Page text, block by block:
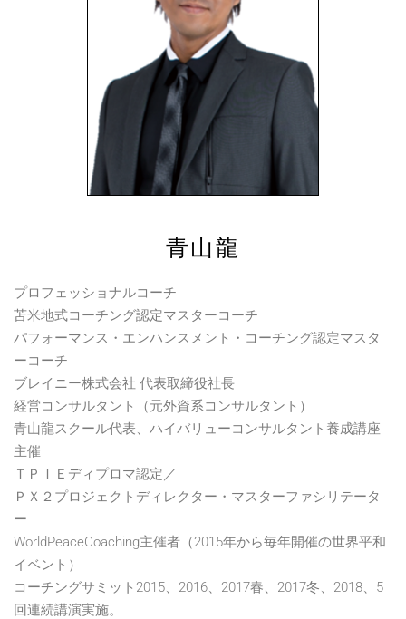
青山龍
プロフェッショナルコーチ
苫米地式コーチング認定マスターコーチ
パフォーマンス・エンハンスメント・コーチング認定マスタ
ーコーチ
ブレイニー株式会社 代表取締役社長
経営コンサルタント（元外資系コンサルタント）
青山龍スクール代表、ハイバリューコンサルタント養成講座
主催
ＴＰＩＥディプロマ認定／
ＰＸ２プロジェクトディレクター・マスターファシリテータ
ー
WorldPeaceCoaching主催者（2015年から毎年開催の世界平和
イベント）
コーチングサミット2015、2016、2017春、2017冬、2018、5
回連続講演実施。